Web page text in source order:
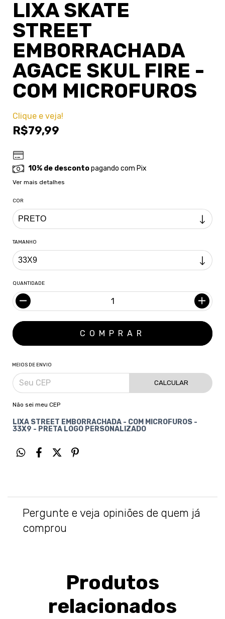
LIXA SKATE
STREET
EMBORRACHADA
AGACE SKUL FIRE -
COM MICROFUROS
Clique e veja!
R$79,99
10% de descontopagando com Pix
Ver mais detalhes
COR
TAMANHO
QUANTIDADE
MEIOS DE ENVIO
CALCULAR
Não sei meu CEP
LIXA STREET EMBORRACHADA - COM MICROFUROS -
33X9 - PRETA LOGO PERSONALIZADO
Pergunte e veja opiniões de quem já
comprou
Produtos
relacionados